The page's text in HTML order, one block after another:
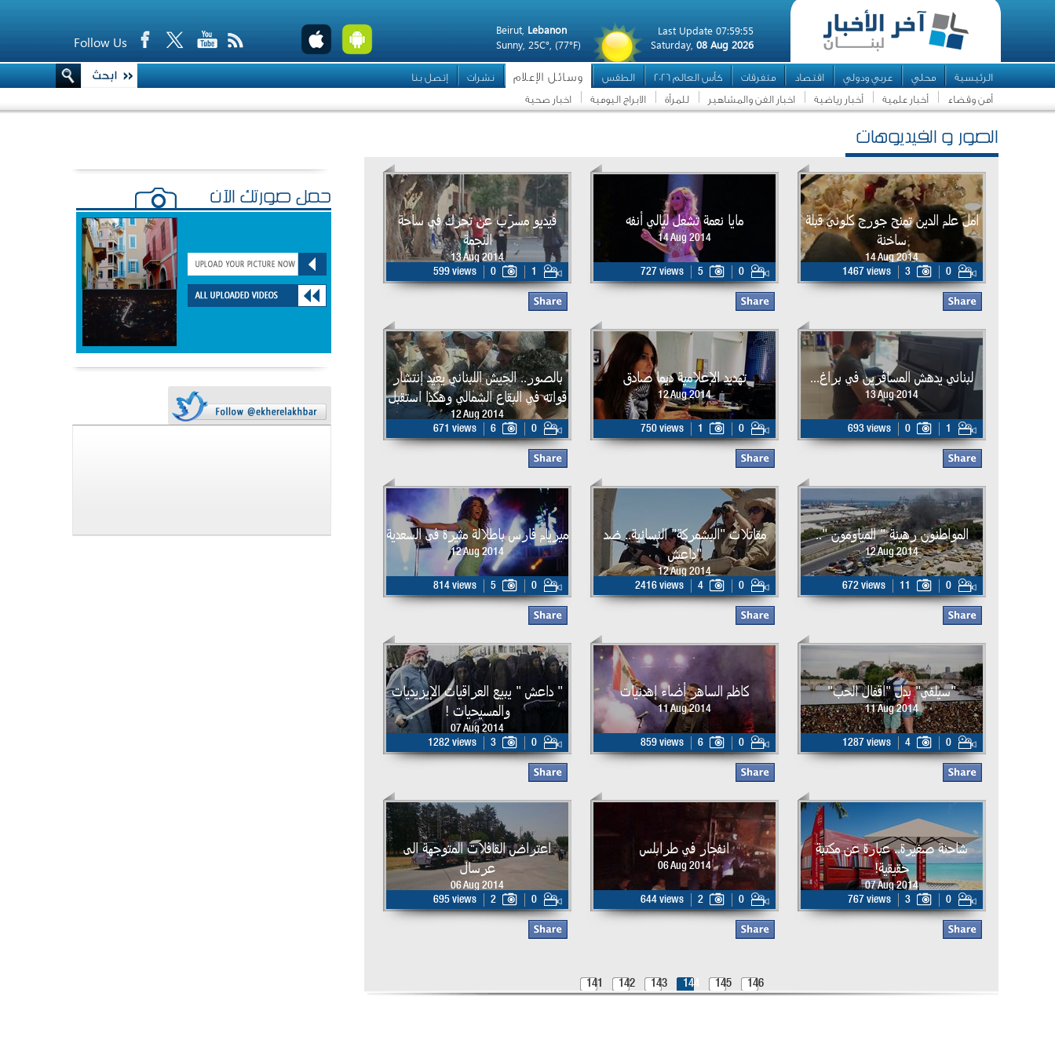
Last Update 07:59:55
Saturday, 08 Aug 2026
Beirut, Lebanon
Sunny, 25C°, (77°F)
Follow Us
الرئيسية محلي عربي ودولي اقتصاد متفرقات كأس العالم 2026 الطقس وسائل الإعلام نشرات
إتصل بنا
أمن وقضاء
أخبار علمية أخبار رياضية اخبار الفن والمشاهير للمرأة الابراج اليومية اخبار صحية
الصور و الفيديوهات
امل علم الدين تمنح جورج كلوني قبلة
ساخنة
14 Aug 2014
1467 views
3 0
مايا نعمة تشعل ليالي أنفه
14 Aug 2014
727 views 5 0
فيديو مسرّب عن تحرك في ساحة
النجمة
13 Aug 2014
599 views
0 1
لبناني يدهش المسافرين في براغ...
13 Aug 2014
693 views 0 1
تهديد الإعلامية ديما صادق
12 Aug 2014
750 views 1 0
بالصور.. الجيش اللبناني يعيد إنتشار
قواته في البقاع الشمالي وهكذا استقبل
12 Aug 2014
671 views
6 0
المواطنون رهينة " المياومون "..
12 Aug 2014
672 views 11 0
مقاتلات "البشمركة" النسائية.. ضد
"داعش
12 Aug 2014
2416 views
4 0
ميريام فارس باطلالة مثيرة في السعدية
12 Aug 2014
814 views 5 0
"سيلفي" بدل "اقفال الحب"
11 Aug 2014
1287 views 4 0
كاظم الساهر أضاء إهدنيات
11 Aug 2014
859 views 6 0
" داعش " يبيع العراقيات الإيزيديات
والمسيحيات !
07 Aug 2014
1282 views
3 0
شاحنة صغيرة.. عبارة عن مكتبة
حقيقية!
07 Aug 2014
767 views
3 0
انفجار في طرابلس
06 Aug 2014
644 views 2 0
اعتراض القافلات المتوجهة الى
عرسال
06 Aug 2014
695 views
2 0
141 142 143 144 145 146
حمّل صورتك الآن